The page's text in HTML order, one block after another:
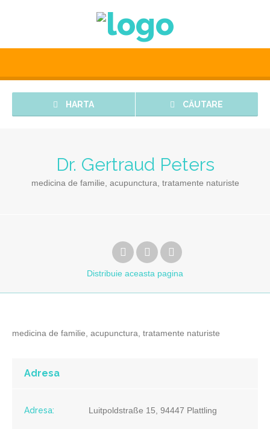
HARTA CĂUTARE
Dr. Gertraud Peters
medicina de familie, acupunctura, tratamente naturiste
Distribuie aceasta pagina
medicina de familie, acupunctura, tratamente naturiste
Adresa
Adresa: Luitpoldstraße 15, 94447 Plattling